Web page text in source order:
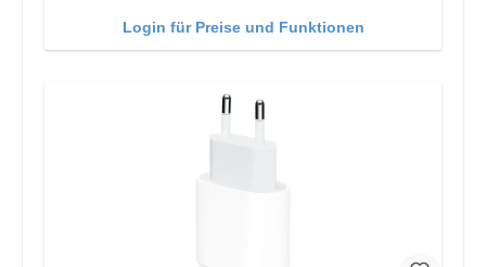
Serie Laden Sie Ihr iPhone bequem vertikal oder horizontal auf Auf
Login für Preise und Funktionen